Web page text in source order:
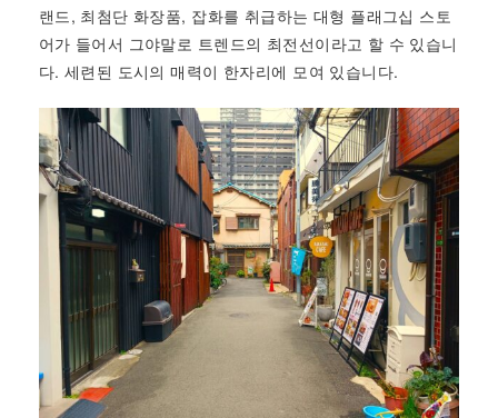
랜드, 최첨단 화장품, 잡화를 취급하는 대형 플래그십 스토
어가 들어서 그야말로 트렌드의 최전선이라고 할 수 있습니
다. 세련된 도시의 매력이 한자리에 모여 있습니다.